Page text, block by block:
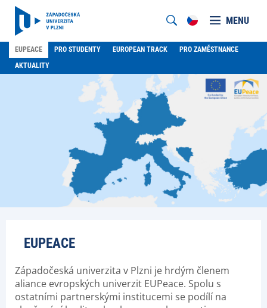
MENU
EUPEACE PRO STUDENTY EUROPEAN TRACK
PRO ZAMĚSTNANCE
AKTUALITY
EUPEACE
Západočeská univerzita v Plzni je hrdým členem
aliance evropských univerzit EUPeace. Spolu s
ostatními partnerskými institucemi se podílí na